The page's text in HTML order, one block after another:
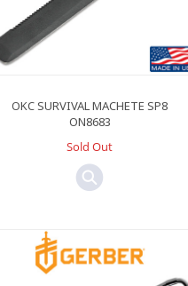
OKC SURVIVAL MACHETE SP8
ON8683
Sold Out